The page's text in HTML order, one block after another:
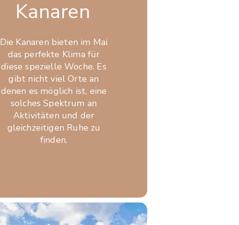
Kanaren
Die Kanaren bieten im Mai
das perfekte Klima für
diese spezielle Woche. Es
gibt nicht viel Orte an
denen es möglich ist, eine
solches Spektrum an
Aktivitäten und der
gleichzeitigen Ruhe zu
finden.